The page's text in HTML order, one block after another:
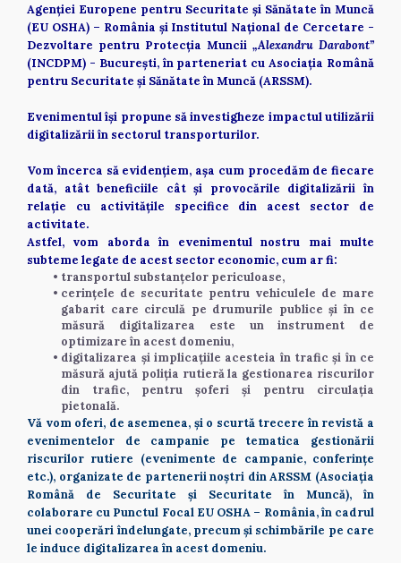
Agenţiei Europene pentru Securitate şi Sănătate în Muncă
(EU OSHA) – România și Institutul Naţional de Cercetare -
Dezvoltare pentru Protecţia Muncii
(INCDPM) - București, în parteneriat cu Asociația Română
pentru Securitate și Sănătate în Muncă (ARSSM).
Evenimentul își propune să investigheze impactul utilizării
digitalizării în sectorul transporturilor.
Vom încerca să evidențiem, așa cum procedăm de fiecare
dată, atât beneficiile cât și provocările digitalizării în
relație cu activitățile specifice din acest sector de
activitate.
Astfel, vom aborda în evenimentul nostru mai multe
subteme legate de acest sector economic, cum ar fi:
transportul substanțelor periculoase,
cerințele de securitate pentru vehiculele de mare
gabarit care circulă pe drumurile publice și în ce
măsură digitalizarea este un instrument de
optimizare în acest domeniu,
digitalizarea și implicațiile acesteia în trafic și în ce
măsură ajută poliția rutieră la gestionarea riscurilor
din trafic, pentru șoferi și pentru circulația
pietonală.
Vă vom oferi, de asemenea, și o scurtă trecere în revistă a
evenimentelor de campanie pe tematica gestionării
riscurilor rutiere (evenimente de campanie, conferințe
etc.), organizate de partenerii noștri din ARSSM (Asociația
Română de Securitate și Securitate în Muncă), în
colaborare cu Punctul Focal EU OSHA – România, în cadrul
unei cooperări îndelungate, precum și schimbările pe care
le induce digitalizarea în acest domeniu.